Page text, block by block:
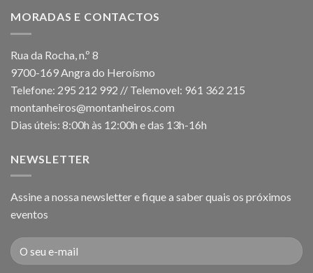
MORADAS E CONTACTOS
Rua da Rocha, n.º 8
9700-169 Angra do Heroísmo
Telefone: 295 212 992 // Telemovel: 961 362 215
montanheiros@montanheiros.com
Dias úteis: 8:00h às 12:00h e das 13h-16h
NEWSLETTER
Assine a nossa newsletter e fique a saber quais os próximos
eventos